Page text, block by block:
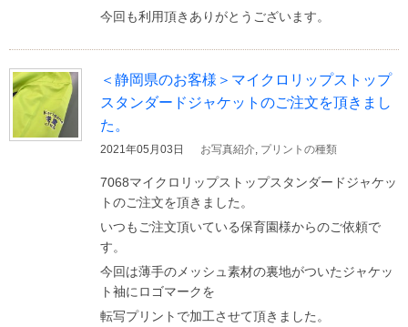
今回も利用頂きありがとうございます。
＜静岡県のお客様＞マイクロリップストップ
スタンダードジャケットのご注文を頂きまし
た。
2021年05月03日 お写真紹介, プリントの種類
7068マイクロリップストップスタンダードジャケッ
トのご注文を頂きました。
いつもご注文頂いている保育園様からのご依頼で
す。
今回は薄手のメッシュ素材の裏地がついたジャケッ
ト袖にロゴマークを
転写プリントで加工させて頂きました。